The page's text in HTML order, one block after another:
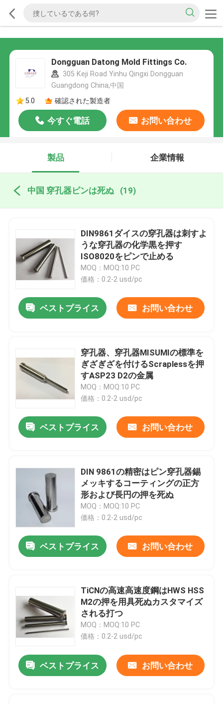
Dongguan Datong Mold Fittings Co.
305 Keji Road Yinhu Qingxi Dongguan
Guangdong China,中国
5.0
確認された製造者
今すぐ電話 お問い合わせ
製品 企業情報
中国 穿孔器ピンは死ぬ (19)
DIN9861ダイスの穿孔器は刺すよ
うな穿孔器の化学黒を押す
ISO8020をピンで止める
MOQ：MOQ:10 PC
価格：0.2-2 usd/pc
ベストプライス お問い合わせ
穿孔器、穿孔器MISUMIの標準を
ぎざぎざを付けるScraplessを押
すASP23 D2の金属
MOQ：MOQ:10 PC
価格：0.2-2 usd/pc
ベストプライス お問い合わせ
DIN 9861の精密はピン穿孔器錫
メッキするコーティングの正方
形および長円の押を死ぬ
MOQ：MOQ:10 PC
価格：0.2-2 usd/pc
ベストプライス お問い合わせ
TiCNの高速高速度鋼はHWS HSS
M2の押を用具死ぬカスタマイズ
される打つ
MOQ：MOQ:10 PC
価格：0.2-2 usd/pc
ベストプライス お問い合わせ